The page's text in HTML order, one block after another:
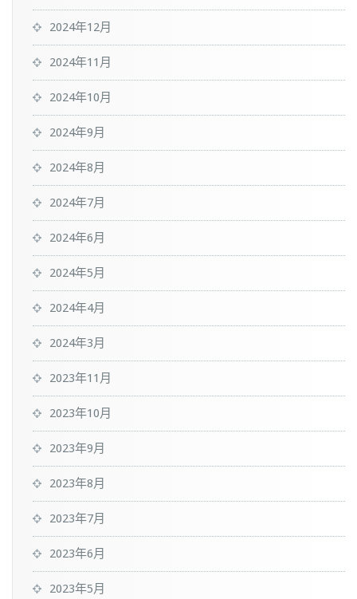
2024年12月
2024年11月
2024年10月
2024年9月
2024年8月
2024年7月
2024年6月
2024年5月
2024年4月
2024年3月
2023年11月
2023年10月
2023年9月
2023年8月
2023年7月
2023年6月
2023年5月